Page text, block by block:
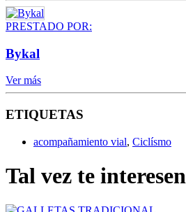
PRESTADO POR:
Bykal
Ver más
ETIQUETAS
acompañamiento vial, Ciclísmo
Tal vez te interesen